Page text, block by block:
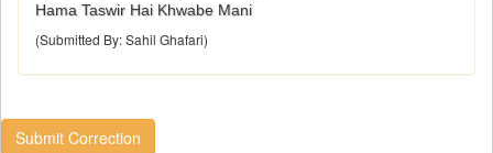
Hama Taswir Hai Khwabe Mani
(Submitted By: Sahil Ghafari)
Submit Correction